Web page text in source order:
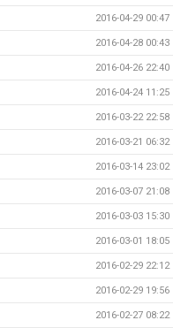
2016-04-29 00:47
2016-04-28 00:43
2016-04-26 22:40
2016-04-24 11:25
2016-03-22 22:58
2016-03-21 06:32
2016-03-14 23:02
2016-03-07 21:08
2016-03-03 15:30
2016-03-01 18:05
2016-02-29 22:12
2016-02-29 19:56
2016-02-27 08:22